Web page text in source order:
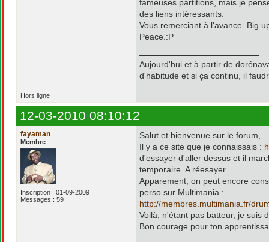
fameuses partitions, mais je
des liens intéressants.
Vous remerciant à l'avance. Big
Peace.:P
Aujourd'hui et à partir de
d'habitude et si ça continu, il
Hors ligne
12-03-2010 08:10:12
fayaman
Membre
Inscription : 01-09-2009
Messages : 59
Salut et bienvenue sur le forum,
Il y a ce site que je connaissais :
d'essayer d'aller dessus et il
temporaire. A réesayer ...
Apparement, on peut encore
perso sur Multimania :
http://membres.multimania.fr/
Voilà, n'étant pas batteur, je suis
Bon courage pour ton